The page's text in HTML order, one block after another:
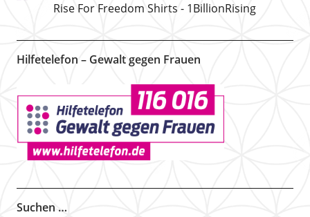
Rise For Freedom Shirts - 1BillionRising
Hilfetelefon – Gewalt gegen Frauen
Suchen …